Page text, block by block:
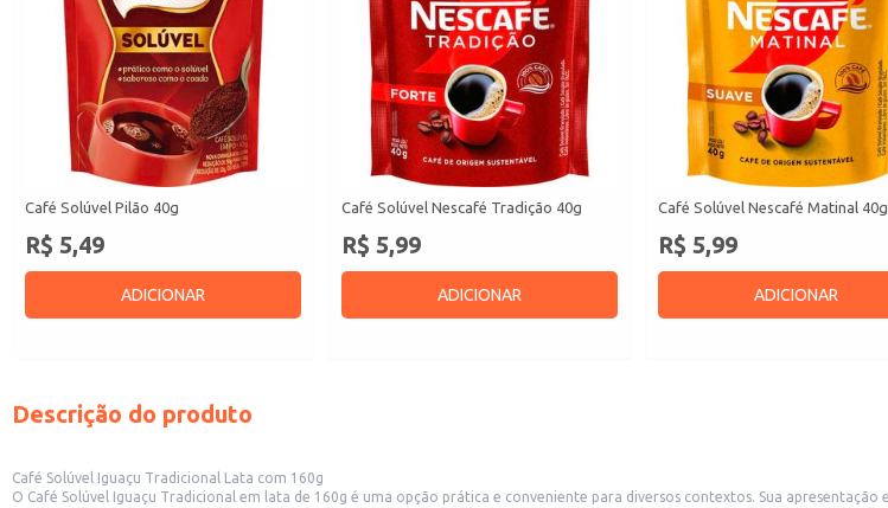
Café Solúvel Pilão 40g
R$ 5,49
ADICIONAR
Café Solúvel Nescafé Tradição 40g
R$ 5,99
ADICIONAR
Café Solúvel Nescafé Matinal 40g
R$ 5,99
ADICIONAR
Descrição do produto
Café Solúvel Iguaçu Tradicional Lata com 160g
O Café Solúvel Iguaçu Tradicional em lata de 160g é uma opção prática e conveniente para diversos contextos. Sua apresentação em lata garante a conservação do produto e facilita o manuseio e armazenamento. Ideal para uso em